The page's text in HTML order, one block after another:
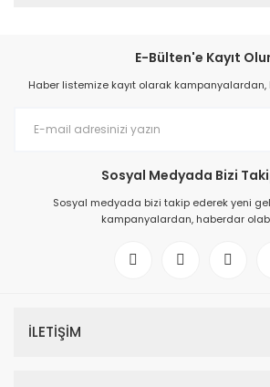
E-Bülten'e Kayıt
Haber listemize kayıt olarak
Sosyal Medyada Bizi
Sosyal medyada bizi takip ederek yeni
kampanyalardan, haberdar
İLETİŞİM